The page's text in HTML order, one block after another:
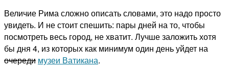
Величие Рима сложно описать словами, это надо просто
увидеть. И не стоит спешить: пары дней на то, чтобы
посмотреть весь город, не хватит. Лучше заложить хотя
бы дня 4, из которых как минимум один день уйдет на
очереди музеи Ватикана.